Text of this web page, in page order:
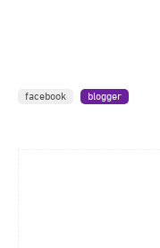
blogger
facebook